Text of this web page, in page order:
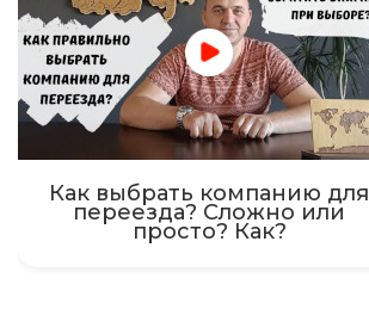
Как выбрать компанию для
переезда? Сложно или
просто? Как?